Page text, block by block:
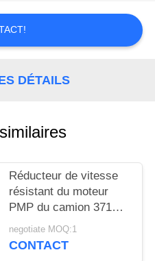
DÉTAILS
Réducteur de vitesse
résistant du moteur
PMP du camion 371HP
de mélangeur concret
de HOWO 8x4 16m3
negotiate MOQ:1
CONTACT